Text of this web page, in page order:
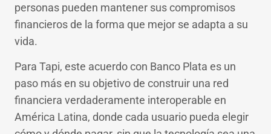
personas pueden mantener sus compromisos
financieros de la forma que mejor se adapta a su
vida.
Para Tapi, este acuerdo con Banco Plata es un
paso más en su objetivo de construir una red
financiera verdaderamente interoperable en
América Latina, donde cada usuario pueda elegir